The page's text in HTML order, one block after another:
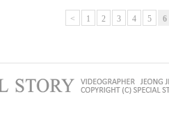
< 1 2 3 4 5 6